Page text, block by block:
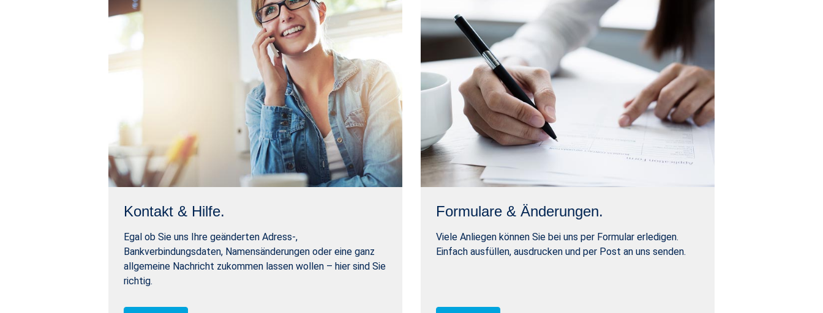
Kontakt & Hilfe.
Egal ob Sie uns Ihre geänderten Adress-,
Bankverbindungsdaten, Namensänderungen oder eine ganz
allgemeine Nachricht zukommen lassen wollen – hier sind Sie
richtig.
Formulare & Änderungen.
Viele Anliegen können Sie bei uns per Formular erledigen.
Einfach ausfüllen, ausdrucken und per Post an uns senden.